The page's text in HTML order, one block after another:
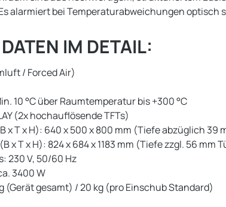
alarmiert bei Temperaturabweichungen
IM DETAIL:
/ Forced Air)
10 °C über Raumtemperatur bis +300 °C
(2x hochauflösende TFTs)
x T x H): 640 x 500 x 800 mm (Tiefe abzüglich 39
x T x H): 824 x 684 x 1183 mm (Tiefe zzgl. 56 mm
230 V, 50/60 Hz
3400 W
(Gerät gesamt) / 20 kg (pro Einschub Standard)